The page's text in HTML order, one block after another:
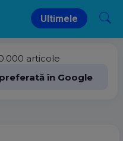
Ultimele
articole
în Google